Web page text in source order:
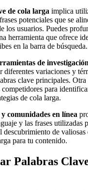
de cola larga implica
potenciales que se
los usuarios. Puedes
herramienta que ofrece
en la barra de búsqueda.
de
diferentes variaciones y
clave principales.
para
de cola larga.
comunidades en línea
y las frases utilizadas
de valiosas
para tu contenido.
Palabras